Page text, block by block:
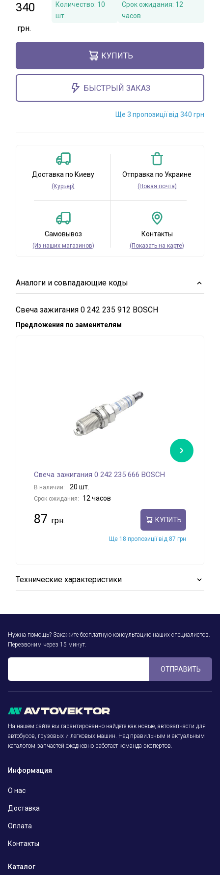
340 Количество: 10
шт.
Срок ожидания: 12
часов
КУПИТЬ
БЫСТРЫЙ ЗАКАЗ
Ще 3 пропозиції від 340 грн
Доставка по Киеву
(Курьер)
Отправка по Украине
(Новая почта)
Самовывоз
(Из наших магазинов)
Контакты
(Показать на карте)
Аналоги и совпадающие коды
Свеча зажигания 0 242 235 912 BOSCH
Предложения по заменителям
Свеча зажигания 0 242 235 666 BOSCH
В наличии: 20 шт.
Срок ожидания: 12 часов
87 КУПИТЬ
Ще 18 пропозиції від 87 грн
Технические характеристики
Нужна помощь? Закажите бесплатную консультацию наших специалистов.
Перезвоним через 15 минут.
ОТПРАВИТЬ
На нашем сайте вы гарантированно найдёте как новые, автозапчасти для
автобусов, грузовых и легковых машин. Над правильным и актуальным
каталогом запчастей ежедневно работает команда экспертов.
Информация
О нас
Доставка
Оплата
Контакты
Каталог